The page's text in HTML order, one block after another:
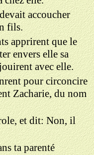
accoucher
fils.
apprirent que le
envers elle sa
avec elle.
pour circoncire
Zacharie, du nom
et dit: Non, il
ta parenté